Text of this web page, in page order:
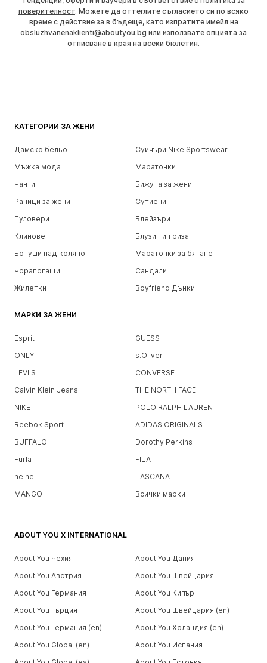
поверителност. Можете да оттеглите съгласието си по всяко
време с действие за в бъдеще, като изпратите имейл на
obsluzhvanenaklienti@aboutyou.bg или използвате опцията за
отписване в края на всеки бюлетин.
КАТЕГОРИИ ЗА ЖЕНИ
Дамско бельо
Суичъри Nike Sportswear
Мъжка мода
Маратонки
Чанти
Бижута за жени
Раници за жени
Сутиени
Пуловери
Блейзъри
Клинове
Блузи тип риза
Ботуши над коляно
Маратонки за бягане
Чорапогащи
Сандали
Жилетки
Boyfriend Дънки
МАРКИ ЗА ЖЕНИ
Esprit
GUESS
ONLY
s.Oliver
LEVI'S
CONVERSE
Calvin Klein Jeans
THE NORTH FACE
NIKE
POLO RALPH LAUREN
Reebok Sport
ADIDAS ORIGINALS
BUFFALO
Dorothy Perkins
Furla
FILA
heine
LASCANA
MANGO
Всички марки
ABOUT YOU X INTERNATIONAL
About You Чехия
About You Дания
About You Австрия
About You Швейцария
About You Германия
About You Кипър
About You Гърция
About You Швейцария (en)
About You Германия (en)
About You Холандия (en)
About You Global (en)
About You Испания